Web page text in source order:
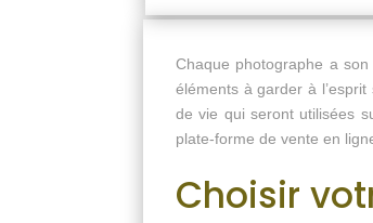
Chaque photographe a
éléments à garder à
de vie qui seront utilisées
plate-forme de vente en
Choisir